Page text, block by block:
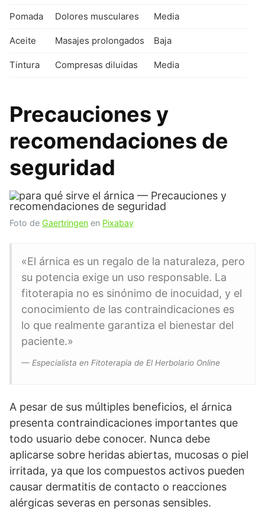
Pomada Dolores musculares Media
Aceite Masajes prolongados Baja
Tintura Compresas diluidas Media
Precauciones y
recomendaciones de
seguridad
Foto de Gaertringen en Pixabay
«El árnica es un regalo de la naturaleza, pero
su potencia exige un uso responsable. La
fitoterapia no es sinónimo de inocuidad, y el
conocimiento de las contraindicaciones es
lo que realmente garantiza el bienestar del
paciente.»
— Especialista en Fitoterapia de El Herbolario Online
A pesar de sus múltiples beneficios, el árnica
presenta contraindicaciones importantes que
todo usuario debe conocer. Nunca debe
aplicarse sobre heridas abiertas, mucosas o piel
irritada, ya que los compuestos activos pueden
causar dermatitis de contacto o reacciones
alérgicas severas en personas sensibles.